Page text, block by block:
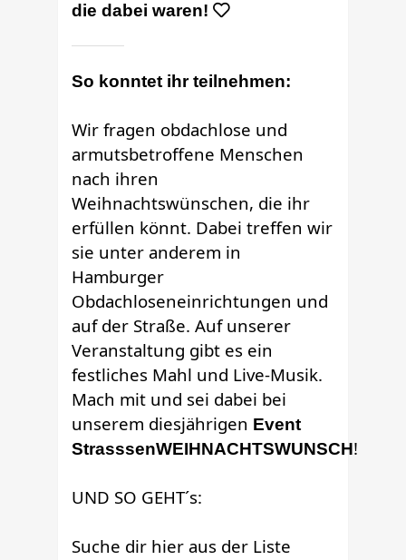
die dabei waren!
So konntet ihr teilnehmen:
Wir fragen obdachlose und
armutsbetroffene Menschen
nach ihren
Weihnachtswünschen, die ihr
erfüllen könnt. Dabei treffen wir
sie unter anderem in
Hamburger
Obdachloseneinrichtungen und
auf der Straße. Auf unserer
Veranstaltung gibt es ein
festliches Mahl und Live-Musik.
Mach mit und sei dabei bei
unserem diesjährigen Event
StrasssenWEIHNACHTSWUNSCH!
UND SO GEHT´s:
Suche dir hier aus der Liste